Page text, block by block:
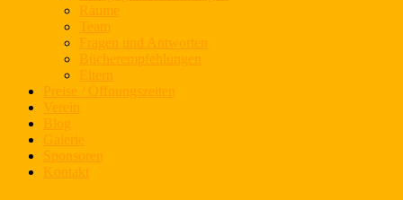
Räume
Team
Fragen und Antworten
Bücherempfehlungen
Eltern
Preise / Öffnungszeiten
Verein
Blog
Galerie
Sponsoren
Kontakt